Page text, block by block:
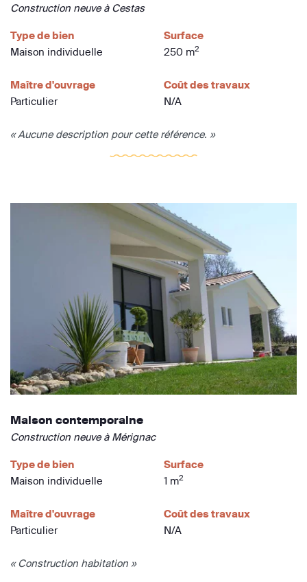
Construction neuve à Cestas
Type de bien
Maison individuelle
Surface
250 m2
Maître d'ouvrage
Particulier
Coût des travaux
N/A
« Aucune description pour cette référence. »
Maison contemporaine
Construction neuve à Mérignac
Type de bien
Maison individuelle
Surface
1 m2
Maître d'ouvrage
Particulier
Coût des travaux
N/A
« Construction habitation »